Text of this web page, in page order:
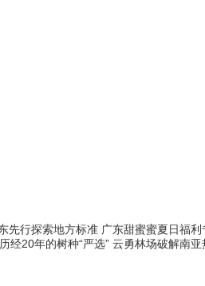
先行探索地方标准 广东甜蜜蜜夏日福
历经20年的树种“严选” 云勇林场破解南